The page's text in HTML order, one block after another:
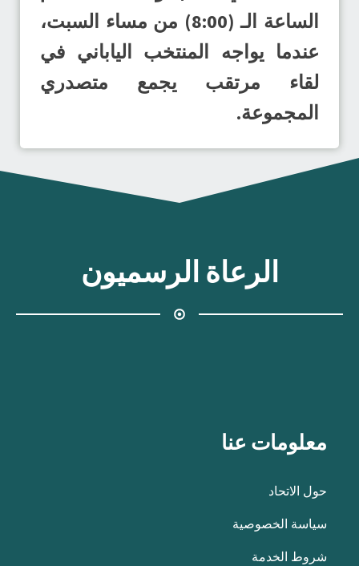
الساعة الـ (8:00) من مساء السبت،
عندما يواجه المنتخب الياباني في
لقاء مرتقب يجمع متصدري
المجموعة.
الرعاة الرسميون
معلومات عنا
حول الاتحاد
سياسة الخصوصية
شروط الخدمة